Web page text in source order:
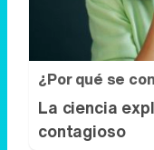
¿Por qué se
La ciencia
contagioso